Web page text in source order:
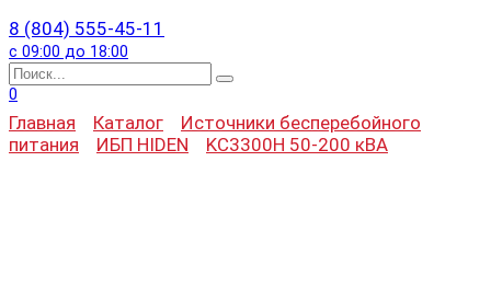
8 (804) 555-45-11
с 09:00 до 18:00
Search
for:
0
Главная Каталог
Источники бесперебойного
питания
ИБП HIDEN KC3300H 50-200 кВА